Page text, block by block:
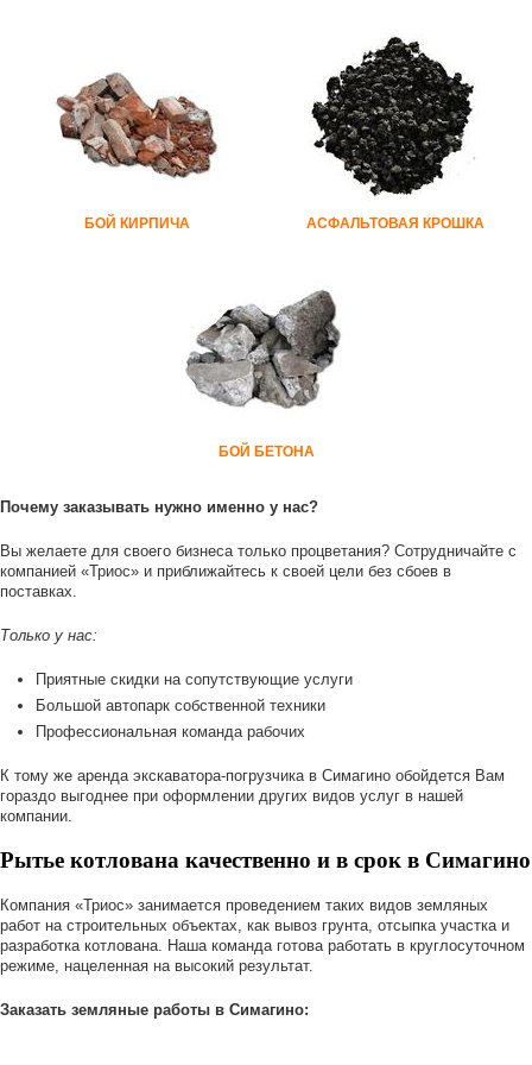
БОЙ КИРПИЧА АСФАЛЬТОВАЯ КРОШКА
БОЙ БЕТОНА
Почему заказывать нужно именно у нас?
Вы желаете для своего бизнеса только процветания? Сотрудничайте с
компанией «Триос» и приближайтесь к своей цели без сбоев в
поставках.
Только у нас:
Приятные скидки на сопутствующие услуги
Большой автопарк собственной техники
Профессиональная команда рабочих
К тому же аренда экскаватора-погрузчика в Симагино обойдется Вам
гораздо выгоднее при оформлении других видов услуг в нашей
компании.
Рытье котлована качественно и в срок в Симагино
Компания «Триос» занимается проведением таких видов земляных
работ на строительных объектах, как вывоз грунта, отсыпка участка и
разработка котлована. Наша команда готова работать в круглосуточном
режиме, нацеленная на высокий результат.
Заказать земляные работы в Симагино: